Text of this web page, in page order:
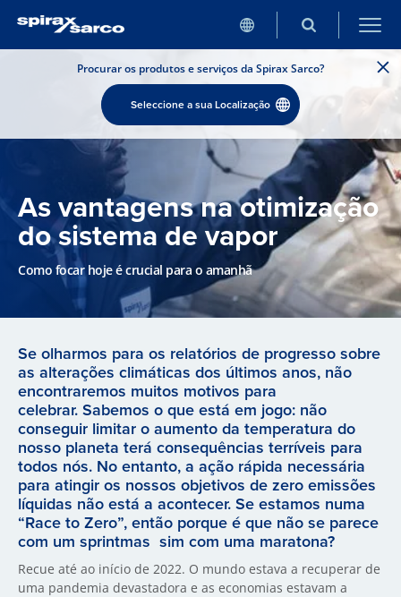
Procurar os produtos e serviços da Spirax Sarco?
Seleccione a sua Localização
As vantagens na otimização
do sistema de vapor
Como focar hoje é crucial para o amanhã
Se olharmos para os relatórios de progresso sobre
as alterações climáticas dos últimos anos, não
encontraremos muitos motivos para
celebrar. Sabemos o que está em jogo: não
conseguir limitar o aumento da temperatura do
nosso planeta terá consequências terríveis para
todos nós. No entanto, a ação rápida necessária
para atingir os nossos objetivos de zero emissões
líquidas não está a acontecer. Se estamos numa
“Race to Zero”, então porque é que não se parece
com um sprintmas sim com uma maratona?
Recue até ao início de 2022. O mundo estava a recuperar de
uma pandemia devastadora e as economias estavam a